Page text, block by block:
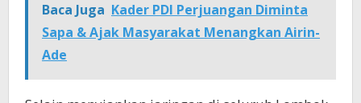
Baca Juga Kader PDI Perjuangan Diminta
Sapa & Ajak Masyarakat Menangkan Airin-
Ade